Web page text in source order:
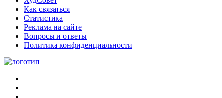
Как связаться
Статистика
Реклама на сайте
Вопросы и ответы
Политика конфиденциальности